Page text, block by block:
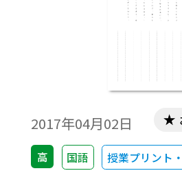
2017年04月02日
高 国語 授業プリント